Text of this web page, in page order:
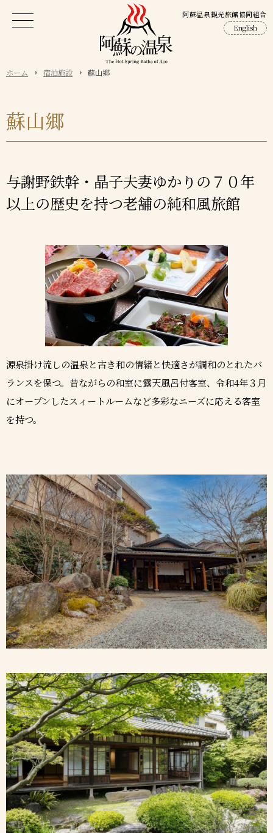
阿蘇温泉観光旅館協同組合
English
ホーム 宿泊施設 蘇山郷
蘇山郷
与謝野鉄幹・晶子夫妻ゆかりの７０年
以上の歴史を持つ老舗の純和風旅館
源泉掛け流しの温泉と古き和の情緒と快適さが調和のとれたバ
ランスを保つ。昔ながらの和室に露天風呂付客室、令和4年３月
にオープンしたスィートルームなど多彩なニーズに応える客室
を持つ。